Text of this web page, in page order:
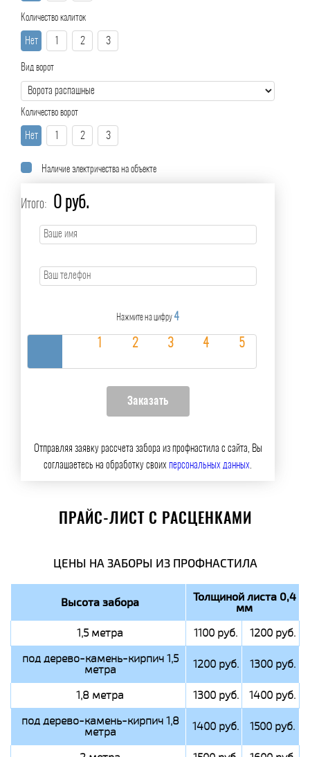
Количество калиток
Нет 2 3
Вид ворот
Количество ворот
Нет 2 3
Наличие электричества на объекте
Итого: 0 руб.
Нажмите на цифру 4
Отправляя заявку рассчета забора из профнастила с сайта, Вы
соглашаетесь на обработку своихперсональных данных.
ПРАЙС-ЛИСТ С РАСЦЕНКАМИ
ЦЕНЫ НА ЗАБОРЫ ИЗ ПРОФНАСТИЛА
Высота забора Толщиной листа 0,4
мм
1,5 метра 1100 руб.
1200 руб.
под дерево-камень-кирпич 1,5
метра 1200 руб. 1300 руб.
1,8 метра 1300 руб.
1400 руб.
под дерево-камень-кирпич 1,8
метра 1400 руб. 1500 руб.